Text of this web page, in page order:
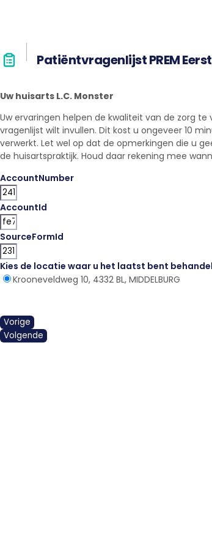
Patiëntvragenlijst PREM
Uw huisarts L.C. Monster
Uw ervaringen helpen de kwaliteit van de zorg
vragenlijst wilt invullen. Dit kost u ongeveer 10
verwerkt. Let wel op dat de opmerkingen die u
de huisartspraktijk. Houd daar rekening mee
AccountNumber
AccountId
SourceFormId
Kies de locatie waar u het laatst bent
Krooneveldweg 10, 4332 BL, MIDDELBURG
Vorige
Volgende